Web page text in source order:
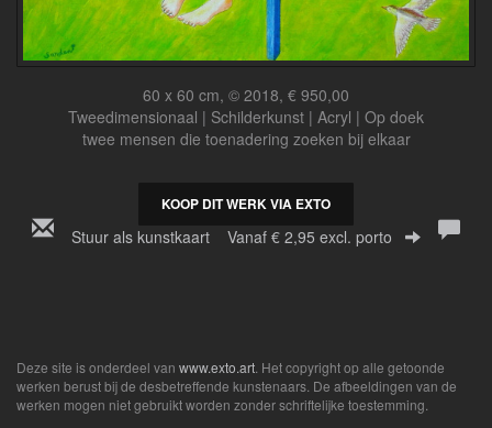
60 x 60 cm, © 2018, € 950,00
Tweedimensionaal | Schilderkunst | Acryl | Op doek
twee mensen die toenadering zoeken bij elkaar
KOOP DIT WERK VIA EXTO
Stuur als kunstkaart Vanaf € 2,95 excl. porto
Deze site is onderdeel van www.exto.art. Het copyright op alle getoonde
werken berust bij de desbetreffende kunstenaars. De afbeeldingen van de
werken mogen niet gebruikt worden zonder schriftelijke toestemming.